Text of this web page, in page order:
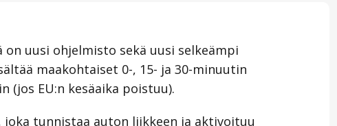
uusi ohjelmisto sekä uusi selkeämpi
maakohtaiset 0-, 15- ja 30-minuutin
(jos EU:n kesäaika poistuu).
tunnistaa auton liikkeen ja aktivoituu